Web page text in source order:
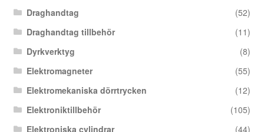
Draghandtag
(52)
Draghandtag tillbehör
(11)
Dyrkverktyg
(8)
Elektromagneter
(55)
Elektromekaniska dörrtrycken
(12)
Elektroniktillbehör
(105)
Elektroniska cylindrar
(44)